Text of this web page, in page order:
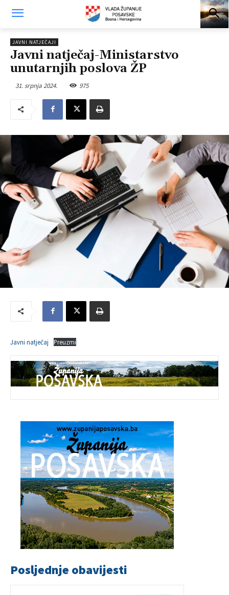
JAVNI NATJEČAJI
Javni natječaj-Ministarstvo
unutarnjih poslova ŽP
31. srpnja 2024. 975
Javni natječaj Preuzmi
Posljednje obavijesti